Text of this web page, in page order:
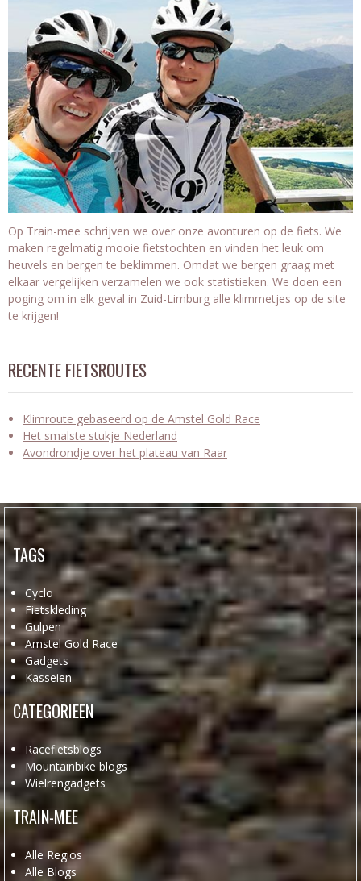
Op Train-mee schrijven we over onze avonturen op de fiets. We
maken regelmatig mooie fietstochten en vinden het leuk om
heuvels en bergen te beklimmen. Omdat we bergen graag met
elkaar vergelijken verzamelen we ook statistieken. We doen een
poging om in elk geval in Zuid-Limburg alle klimmetjes op de site
te krijgen!
RECENTE FIETSROUTES
Klimroute gebaseerd op de Amstel Gold Race
Het smalste stukje Nederland
Avondrondje over het plateau van Raar
TAGS
Cyclo
Fietskleding
Gulpen
Amstel Gold Race
Gadgets
Kasseien
CATEGORIEEN
Racefietsblogs
Mountainbike blogs
Wielrengadgets
TRAIN-MEE
Alle Regios
Alle Blogs